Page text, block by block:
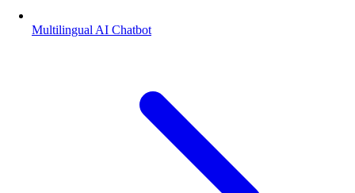
Multilingual AI Chatbot